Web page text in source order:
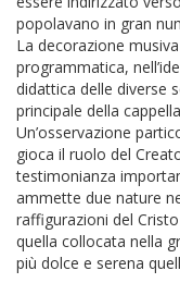
popolavano in gran
La decorazione
programmatica,
didattica delle diverse
principale della
Un’osservazione
gioca il ruolo del
testimonianza
ammette due nature
raffigurazioni del
quella collocata nella
più dolce e serena